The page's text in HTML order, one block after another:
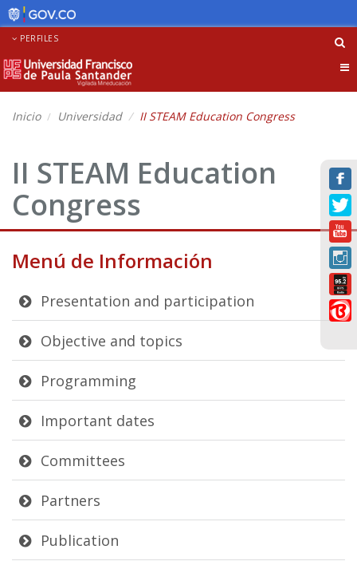
PERFILES
Inicio Universidad II STEAM Education Congress
II STEAM Education
Congress
Menú de Información
Presentation and participation
Objective and topics
Programming
Important dates
Committees
Partners
Publication